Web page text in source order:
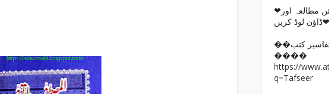
❤مختلف عنوانات پر کتب آن لائن مطالعہ اور
ڈاؤن لوڈ کریں❤
کتب
����
https://
q=Tafseer